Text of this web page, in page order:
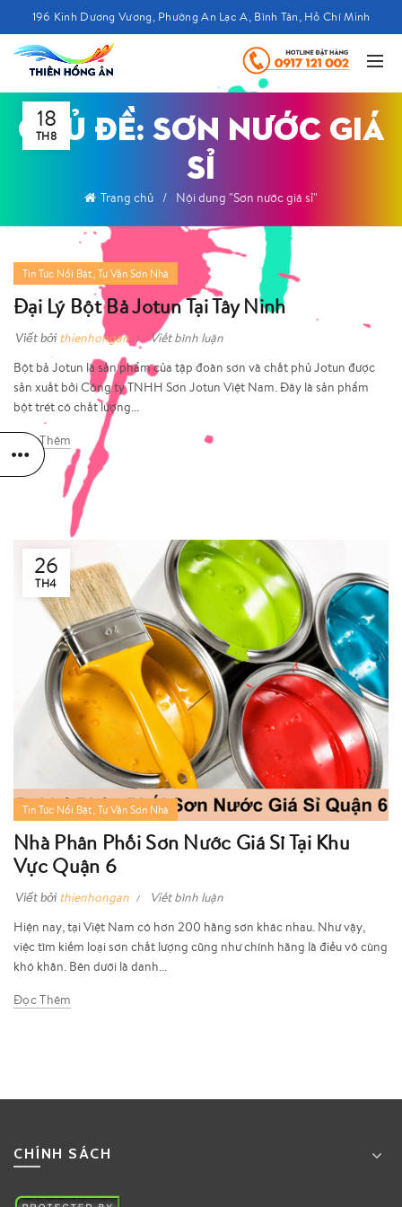
196 Kinh Dương Vương, Phường An Lạc A, Bình Tân, Hồ Chí Minh
CHỦ ĐỀ: SƠN NƯỚC GIÁ
SỈ
Trang chủ Nội dung "Sơn nước giá sỉ"
18
TH8
Tin Tức Nổi Bật, Tư Vấn Sơn Nhà
Đại Lý Bột Bả Jotun Tại Tây Ninh
Viết bởi thienhongan
Viết bình luận
Bột bả Jotun là sản phẩm của tập đoàn sơn và chất phủ Jotun được
sản xuất bởi Công ty TNHH Sơn Jotun Việt Nam. Đây là sản phẩm
bột trét có chất lượng...
Đọc Thêm
26
TH4
Tin Tức Nổi Bật, Tư Vấn Sơn Nhà
Nhà Phân Phối Sơn Nước Giá Sỉ Tại Khu
Vực Quận 6
Viết bởi thienhongan
Viết bình luận
Hiện nay, tại Việt Nam có hơn 200 hãng sơn khác nhau. Như vậy,
việc tìm kiếm loại sơn chất lượng cũng như chính hãng là điều vô cùng
khó khăn. Bên dưới là danh...
Đọc Thêm
CHÍNH SÁCH